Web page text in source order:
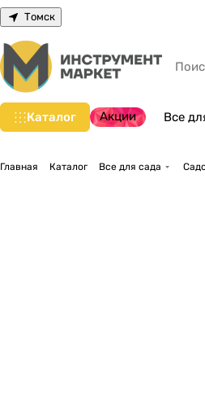
Томск
Каталог Акции Все
Главная Каталог Все для сада